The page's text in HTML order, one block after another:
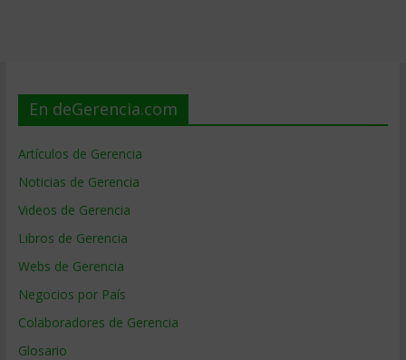
En deGerencia.com
Artículos de Gerencia
Noticias de Gerencia
Videos de Gerencia
Libros de Gerencia
Webs de Gerencia
Negocios por País
Colaboradores de Gerencia
Glosario